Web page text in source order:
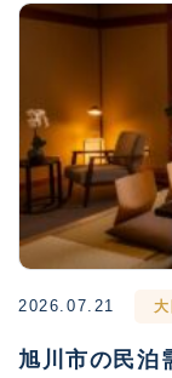
2026.07.21 大
旭川市の民泊